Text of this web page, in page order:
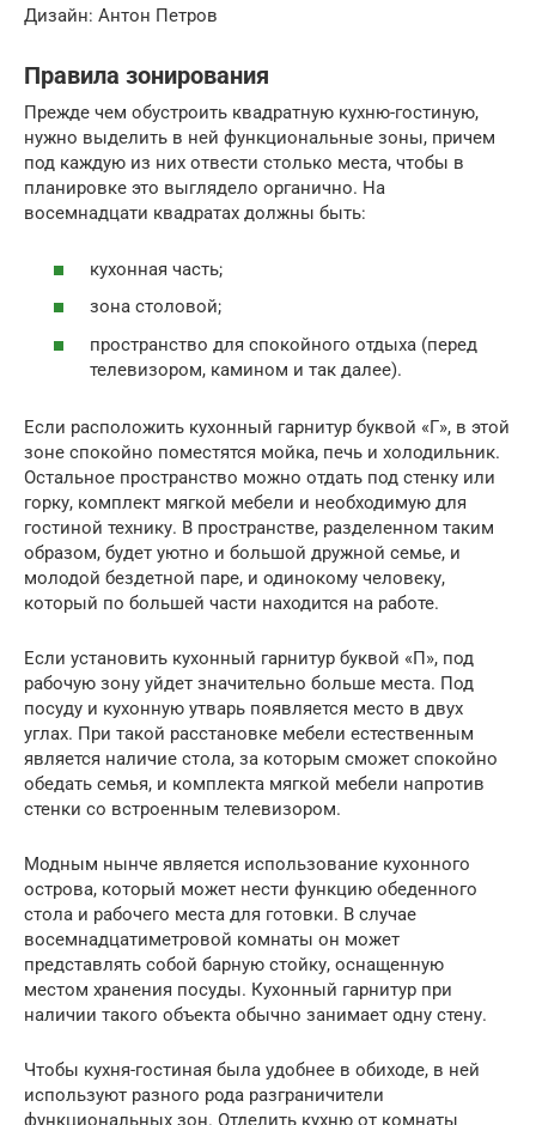
Дизайн: Антон Петров
Правила зонирования
Прежде чем обустроить квадратную кухню-гостиную,
нужно выделить в ней функциональные зоны, причем
под каждую из них отвести столько места, чтобы в
планировке это выглядело органично. На
восемнадцати квадратах должны быть:
кухонная часть;
зона столовой;
пространство для спокойного отдыха (перед
телевизором, камином и так далее).
Если расположить кухонный гарнитур буквой «Г», в этой
зоне спокойно поместятся мойка, печь и холодильник.
Остальное пространство можно отдать под стенку или
горку, комплект мягкой мебели и необходимую для
гостиной технику. В пространстве, разделенном таким
образом, будет уютно и большой дружной семье, и
молодой бездетной паре, и одинокому человеку,
который по большей части находится на работе.
Если установить кухонный гарнитур буквой «П», под
рабочую зону уйдет значительно больше места. Под
посуду и кухонную утварь появляется место в двух
углах. При такой расстановке мебели естественным
является наличие стола, за которым сможет спокойно
обедать семья, и комплекта мягкой мебели напротив
стенки со встроенным телевизором.
Модным нынче является использование кухонного
острова, который может нести функцию обеденного
стола и рабочего места для готовки. В случае
восемнадцатиметровой комнаты он может
представлять собой барную стойку, оснащенную
местом хранения посуды. Кухонный гарнитур при
наличии такого объекта обычно занимает одну стену.
Чтобы кухня-гостиная была удобнее в обиходе, в ней
используют разного рода разграничители
функциональных зон. Отделить кухню от комнаты